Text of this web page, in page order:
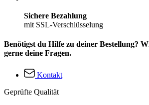
Sichere Bezahlung
mit SSL-Verschlüsselung
Benötigst du Hilfe zu deiner Bestellung?
gerne deine Fragen.
Kontakt
Geprüfte Qualität